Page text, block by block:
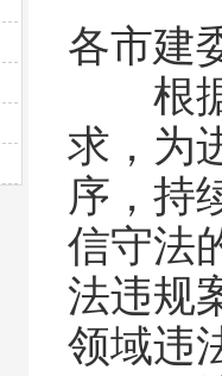
各市建
根据
求，为
序，持
信守法
法违规
领域违